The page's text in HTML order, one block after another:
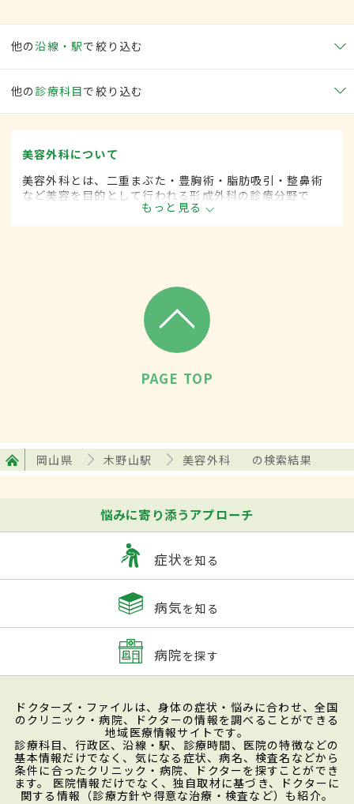
他の沿線・駅で絞り込む
他の 診療科目で絞り込む
美容外科について
美容外科とは、二重まぶた・豊胸術・脂肪吸引・整鼻術
など美容を目的として行われる形成外科の診療分野で
もっと見る
PAGE TOP
岡山県 木野山駅 美容外科 の検索結果
悩みに寄り添うアプローチ
症状を知る
病気を知る
病院を探す
ドクターズ・ファイルは、身体の症状・悩みに合わせ、全国
のクリニック・病院、ドクターの情報を調べることができる
地域医療情報サイトです。
診療科目、行政区、沿線・駅、診療時間、医院の特徴などの
基本情報だけでなく、気になる症状、病名、検査名などから
条件に合ったクリニック・病院、ドクターを探すことができ
ます。 医院情報だけでなく、独自取材に基づき、ドクターに
関する情報（診療方針や得意な治療・検査など）も紹介。